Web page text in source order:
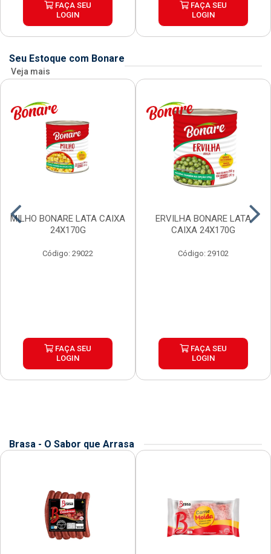
FAÇA SEU
LOGIN
FAÇA SEU
LOGIN
Seu Estoque com Bonare
Veja mais
MILHO BONARE LATA CAIXA
24X170G
Código: 29022
FAÇA SEU
LOGIN
ERVILHA BONARE LATA
CAIXA 24X170G
Código: 29102
FAÇA SEU
LOGIN
Brasa - O Sabor que Arrasa